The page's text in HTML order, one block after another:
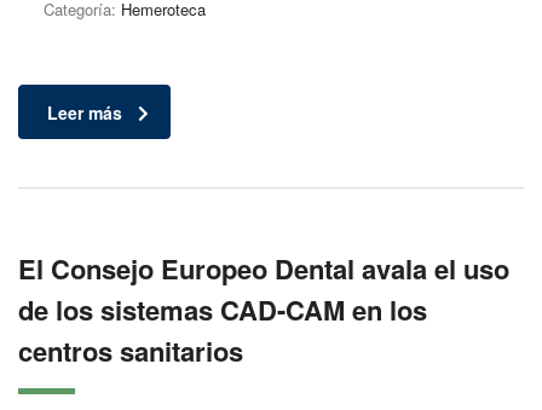
Categoría: Hemeroteca
Leer más
El Consejo Europeo Dental avala el uso
de los sistemas CAD-CAM en los
centros sanitarios